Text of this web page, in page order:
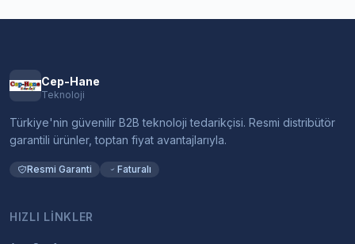
Cep-Hane
Teknoloji
Türkiye'nin güvenilir B2B teknoloji tedarikçisi. Resmi distribütör
garantili ürünler, toptan fiyat avantajlarıyla.
Resmi Garanti Faturalı
HIZLI LINKLER